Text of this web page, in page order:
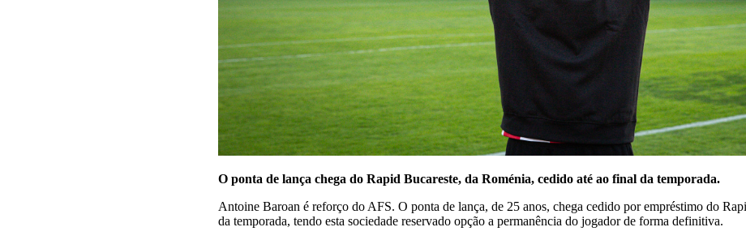
O ponta de lança chega do Rapid Bucareste, da Roménia, cedido até ao final da temporada.
Antoine Baroan é reforço do AFS. O ponta de lança, de 25 anos, chega cedido por empréstimo do
da temporada, tendo esta sociedade reservado opção a permanência do jogador de forma definitiva.